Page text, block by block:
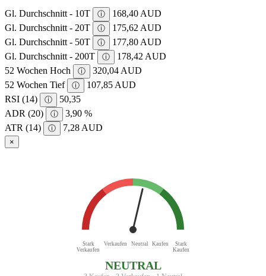
Gl. Durchschnitt - 10T ⓘ
168,40 AUD
Gl. Durchschnitt - 20T
ⓘ
175,62 AUD
Gl. Durchschnitt - 50T
ⓘ
177,80 AUD
Gl. Durchschnitt - 200T
ⓘ
178,42 AUD
52 Wochen Hoch
ⓘ
320,04 AUD
52 Wochen Tief
ⓘ
107,85 AUD
RSI (14)
ⓘ
50,35
ADR (20)
ⓘ
3,90 %
ATR (14)
ⓘ 7,28 AUD
×
Stark
Verkaufen
Verkaufen Neutral Kaufen
Stark
Kaufen
NEUTRAL